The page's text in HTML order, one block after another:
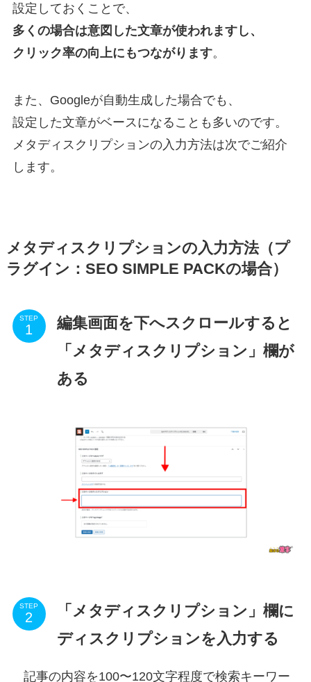
設定しておくことで、
多くの場合は意図した文章が使われますし、
クリック率の向上にもつながります。
また、Googleが自動生成した場合でも、
設定した文章がベースになることも多いのです。
メタディスクリプションの入力方法は次でご紹介
します。
メタディスクリプションの入力方法（プ
ラグイン：SEO SIMPLE PACKの場合）
STEP
編集画面を下へスクロールすると
「メタディスクリプション」欄が
ある
STEP
「メタディスクリプション」欄に
ディスクリプションを入力する
記事の内容を100〜120文字程度で検索キーワー